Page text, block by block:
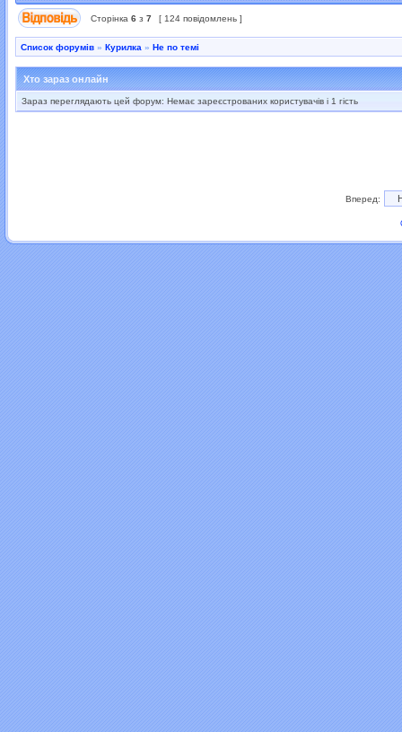
Сторінка 6 з 7 [ 124 повідомлень ]
Список форумів » Курилка » Не по темі
Хто зараз онлайн
Зараз переглядають цей форум: Немає зареєстрованих користувачів і 1 гість
Вперед: